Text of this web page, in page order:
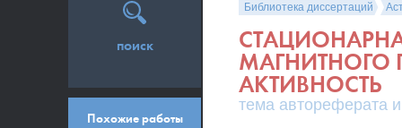
Библиотека диссертаций
МАГНИТНОГО
АКТИВНОСТЬ
тема автореферата
поиск
Похожие работы